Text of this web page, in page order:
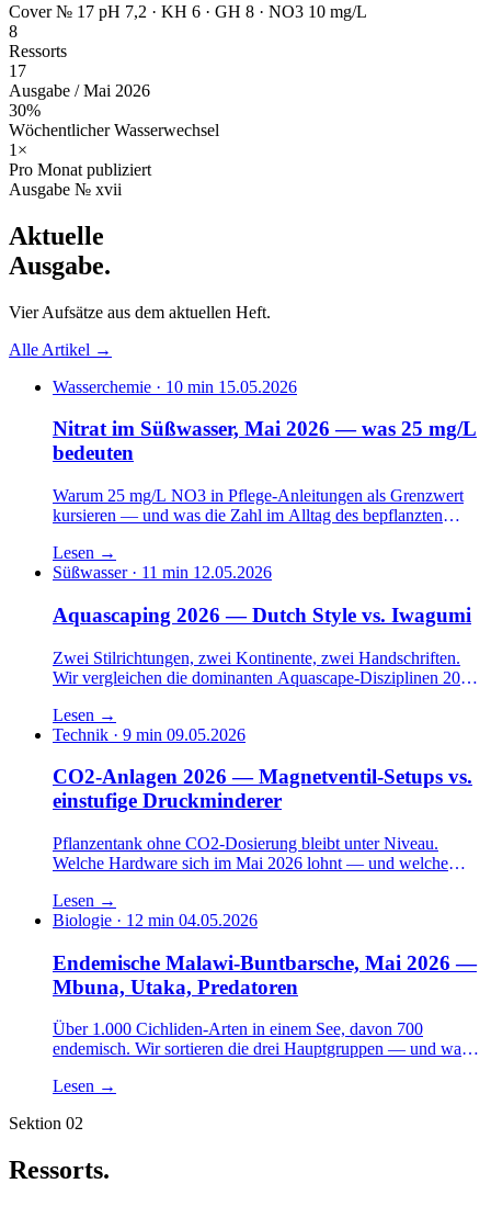
Cover № 17 pH 7,2 · KH 6 · GH 8 · NO3 10 mg/L
8
Ressorts
17
Ausgabe / Mai 2026
30%
Wöchentlicher Wasserwechsel
1×
Pro Monat publiziert
Ausgabe № xvii
Aktuelle
Ausgabe.
Vier Aufsätze aus dem aktuellen Heft.
Alle Artikel →
Wasserchemie · 10 min 15.05.2026
Nitrat im Süßwasser, Mai 2026 — was 25 mg/L
bedeuten
Warum 25 mg/L NO3 in Pflege-Anleitungen als Grenzwert
kursieren — und was die Zahl im Alltag des bepflanzten
Lesen →
Süßwasser · 11 min 12.05.2026
Aquascaping 2026 — Dutch Style vs. Iwagumi
Zwei Stilrichtungen, zwei Kontinente, zwei Hand­schriften.
Wir vergleichen die dominanten Aquascape-Disziplinen 2026
Lesen →
Technik · 9 min 09.05.2026
CO2-Anlagen 2026 — Magnetventil-Setups vs.
einstufige Druckminderer
Pflanzentank ohne CO2-Dosierung bleibt unter Niveau.
Welche Hardware sich im Mai 2026 lohnt — und welche
Lesen →
Biologie · 12 min 04.05.2026
Endemische Malawi-Buntbarsche, Mai 2026 —
Mbuna, Utaka, Predatoren
Über 1.000 Cichliden-Arten in einem See, davon 700
endemisch. Wir sortieren die drei Hauptgruppen — und was
Lesen →
Sektion 02
Ressorts.